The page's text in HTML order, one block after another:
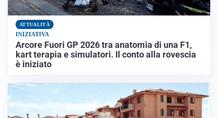
ATTUALITÀ
INIZIATIVA
Arcore Fuori GP 2026 tra anatomia di una F1,
kart terapia e simulatori. Il conto alla rovescia
è iniziato